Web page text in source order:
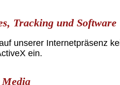
Tracking und Software
unserer Internetpräsenz
ein.